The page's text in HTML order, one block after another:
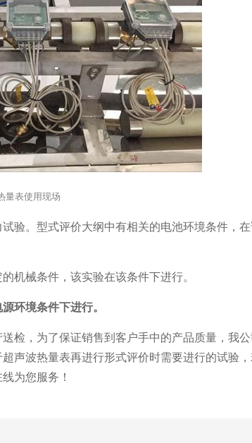
量表使用现场
验。型式评价大纲中有相关的电池环境条件，
机械条件，该实验在该条件下进行。
环境条件下进行。
检，为了保证销售到客户手中的产品质量，我
声波热量表再进行形式评价时需要进行的试验
为您服务！